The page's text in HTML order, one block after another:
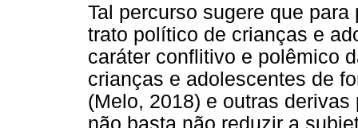
Tal percurso sugere que
trato político de crianças e
caráter conflitivo e polêmico
crianças e adolescentes de
(Melo, 2018) e outras
não basta não reduzir a